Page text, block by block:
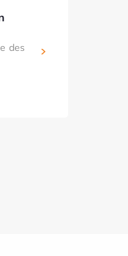
des